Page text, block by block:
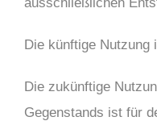
Die künftige Nutzung
Die zukünftige
Gegenstands ist für